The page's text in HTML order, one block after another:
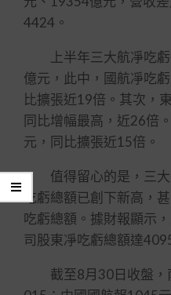
4424。
上半年三大航凈吃虧
億元，此中，國航凈吃
比擴張近19倍。其次，
同比增幅最高，近26倍
元，同比擴張近15倍。
值得留心的是，三大
吃虧總額已創下新高，
吃虧總額。據財報顯示
司股東凈吃虧總額達
截至8月30日收盤，